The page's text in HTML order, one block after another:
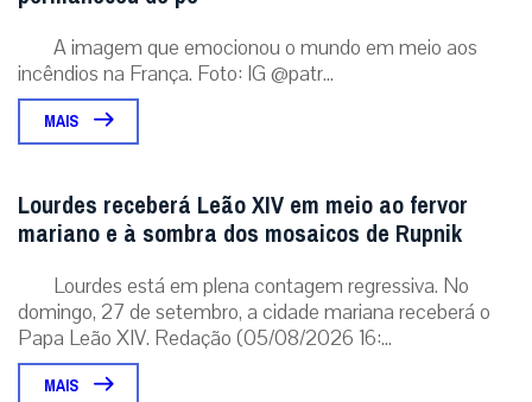
A imagem que emocionou o mundo em meio aos
incêndios na França. Foto: IG @patr...
MAIS
Lourdes receberá Leão XIV em meio ao fervor
mariano e à sombra dos mosaicos de Rupnik
Lourdes está em plena contagem regressiva. No
domingo, 27 de setembro, a cidade mariana receberá o
Papa Leão XIV. Redação (05/08/2026 16:...
MAIS